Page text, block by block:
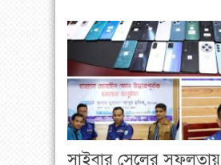
সাইবার সেলের সফলতায়